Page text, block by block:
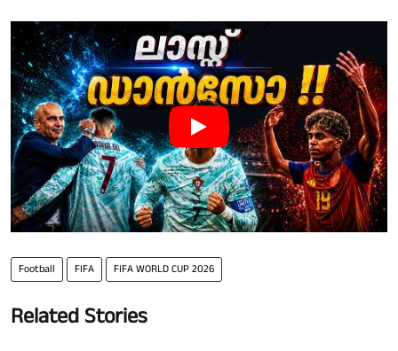
Football FIFA FIFA WORLD CUP 2026
Related Stories